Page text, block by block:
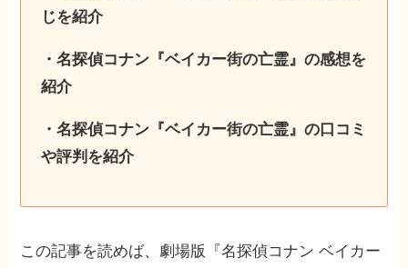
じを紹介
・名探偵コナン『ベイカー街の亡霊』の感想を
紹介
・名探偵コナン『ベイカー街の亡霊』の口コミ
や評判を紹介
この記事を読めば、劇場版『名探偵コナン ベイカー